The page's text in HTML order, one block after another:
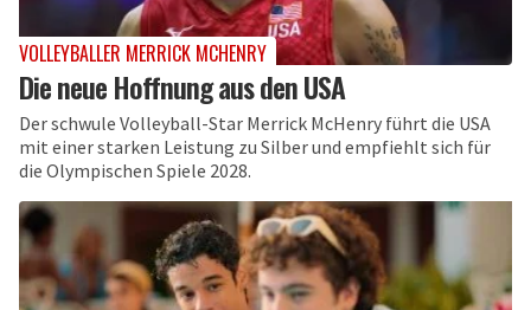
VOLLEYBALLER MERRICK MCHENRY
Die neue Hoffnung aus den USA
Der schwule Volleyball-Star Merrick McHenry führt die USA
mit einer starken Leistung zu Silber und empfiehlt sich für
die Olympischen Spiele 2028.